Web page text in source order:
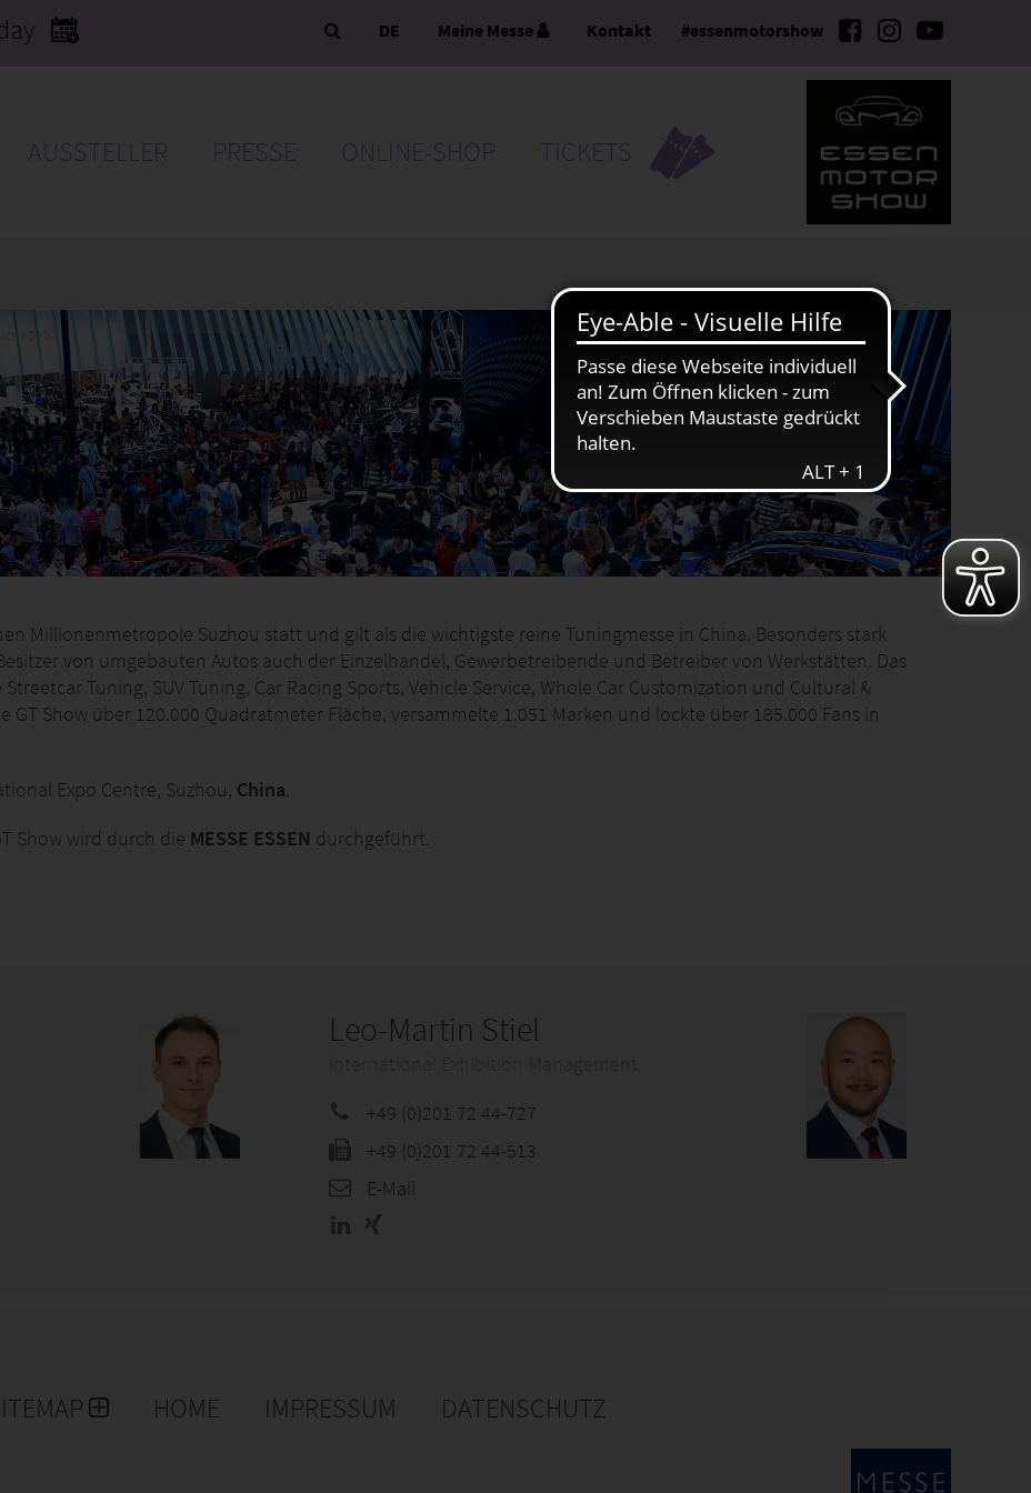
#essenmotorshow
DE Meine Messe Kontakt
AUSSTELLER PRESSE ONLINE-SHOP TICKETS
Millionenmetropole Suzhou statt und gilt als die wichtigste reine Tuningmesse in China. Besonders stark
von umgebauten Autos auch der Einzelhandel, Gewerbetreibende und Betreiber von Werkstätten. Das
Tuning, SUV Tuning, Car Racing Sports, Vehicle Service, Whole Car Customization und Cultural &
GT Show über 120.000 Quadratmeter Fläche, versammelte 1.051 Marken und lockte über 185.000 Fans in
Expo Centre, Suzhou, China.
Show wird durch die MESSE ESSEN durchgeführt.
Leo-Martin Stiel
+49 (0)201 72 44-727
+49 (0)201 72 44-513
E-Mail
HOME IMPRESSUM DATENSCHUTZ